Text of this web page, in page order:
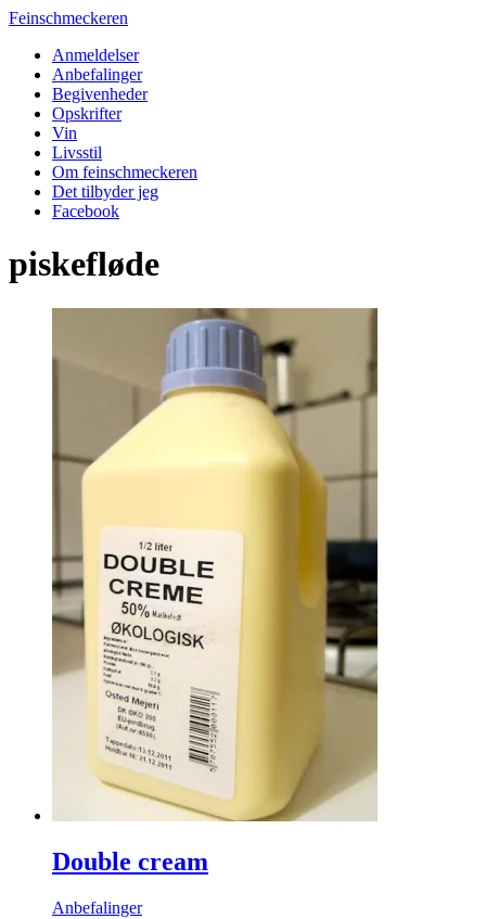
Feinschmeckeren
Anmeldelser
Anbefalinger
Begivenheder
Opskrifter
Vin
Livsstil
Om feinschmeckeren
Det tilbyder jeg
Facebook
piskefløde
Double cream
Anbefalinger